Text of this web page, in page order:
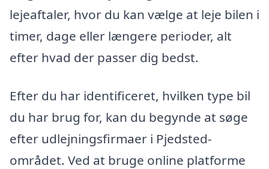
lejeaftaler, hvor du kan vælge at leje bilen i
timer, dage eller længere perioder, alt
efter hvad der passer dig bedst.
Efter du har identificeret, hvilken type bil
du har brug for, kan du begynde at søge
efter udlejningsfirmaer i Pjedsted-
området. Ved at bruge online platforme